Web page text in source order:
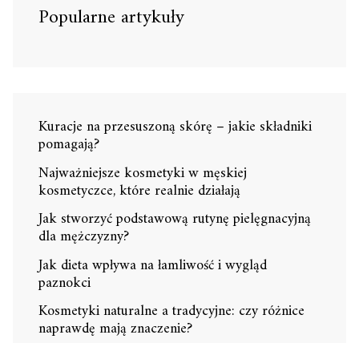
Popularne artykuły
Kuracje na przesuszoną skórę – jakie składniki
pomagają?
Najważniejsze kosmetyki w męskiej
kosmetyczce, które realnie działają
Jak stworzyć podstawową rutynę pielęgnacyjną
dla mężczyzny?
Jak dieta wpływa na łamliwość i wygląd
paznokci
Kosmetyki naturalne a tradycyjne: czy różnice
naprawdę mają znaczenie?